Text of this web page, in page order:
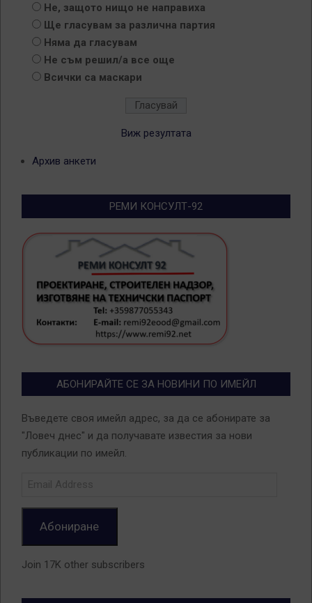
Не, защото нищо не направиха
Ще гласувам за различна партия
Няма да гласувам
Не съм решил/а все още
Всички са маскари
Виж резултата
Архив анкети
РЕМИ КОНСУЛТ-92
АБОНИРАЙТЕ СЕ ЗА НОВИНИ ПО ИМЕЙЛ
Въведете своя имейл адрес, за да се абонирате за
"Ловеч днес" и да получавате известия за нови
публикации по имейл.
Абониране
Join 17K other subscribers